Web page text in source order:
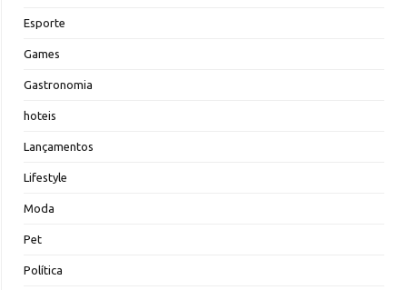
Esporte
Games
Gastronomia
hoteis
Lançamentos
Lifestyle
Moda
Pet
Política